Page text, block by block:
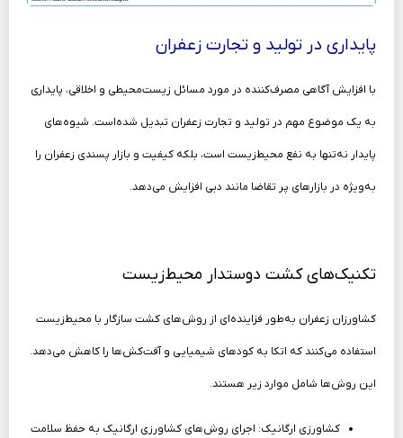
پایداری در تولید و تجارت زعفران
با افزایش آگاهی مصرف‌کننده در مورد مسائل زیست‌محیطی و اخلاقی، پایداری
به یک موضوع مهم در تولید و تجارت زعفران تبدیل شده‌است. شیوه‌های
پایدار نه‌تنها به نفع محیط‌زیست است، بلکه کیفیت و بازار پسندی زعفران را
به‌ویژه در بازارهای پر تقاضا مانند دبی افزایش می‌دهد.
تکنیک‌های کشت دوستدار محیط‌زیست
کشاورزان زعفران به‌طور فزاینده‌ای از روش‌های کشت سازگار با محیط‌زیست
استفاده می‌کنند که اتکا به کودهای شیمیایی و آفت‌کش‌ها را کاهش می‌دهد.
این روش‌ها شامل موارد زیر هستند.
کشاورزی ارگانیک: اجرای روش‌های کشاورزی ارگانیک به حفظ سلامت